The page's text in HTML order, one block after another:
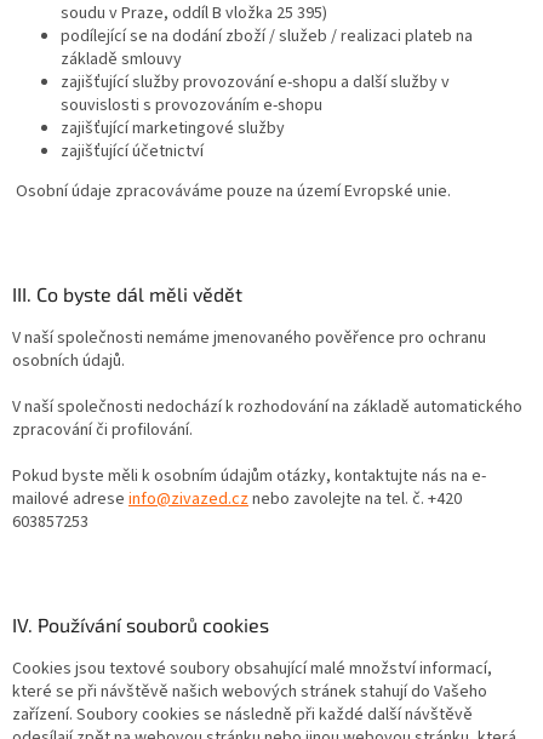
soudu v Praze, oddíl B vložka 25 395)
podílející se na dodání zboží / služeb / realizaci plateb na
základě smlouvy
zajišťující služby provozování e-shopu a další služby v
souvislosti s provozováním e-shopu
zajišťující marketingové služby
zajišťující účetnictví
Osobní údaje zpracováváme pouze na území Evropské unie.
III. Co byste dál měli vědět
V naší společnosti nemáme jmenovaného pověřence pro ochranu
osobních údajů.
V naší společnosti nedochází k rozhodování na základě automatického
zpracování či profilování.
Pokud byste měli k osobním údajům otázky, kontaktujte nás na e-
mailové adrese info@zivazed.cznebo zavolejte na tel. č. +420
603857253
IV. Používání souborů cookies
Cookies jsou textové soubory obsahující malé množství informací,
které se při návštěvě našich webových stránek stahují do Vašeho
zařízení. Soubory cookies se následně při každé další návštěvě